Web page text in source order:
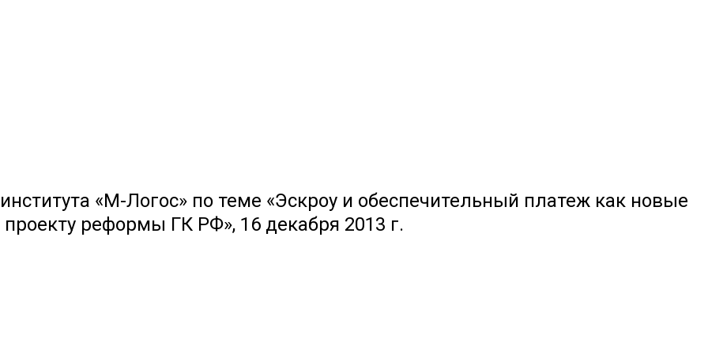
«М-Логос» по теме «Эскроу и обеспечительный платеж как новые
реформы ГК РФ», 16 декабря 2013 г.